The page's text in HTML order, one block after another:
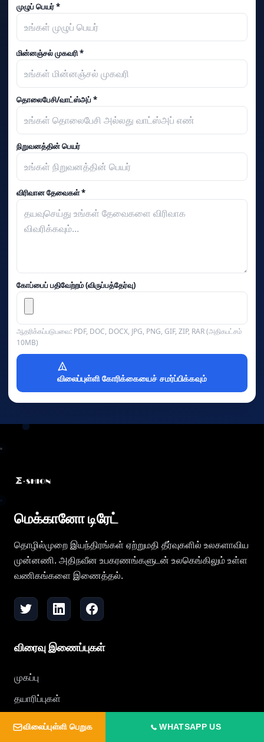
முழுப் பெயர் *
மின்னஞ்சல் முகவரி *
தொலைபேசி/வாட்ஸ்அப் *
நிறுவனத்தின் பெயர்
விரிவான தேவைகள் *
கோப்பைப் பதிவேற்றம் (விருப்பத்தேர்வு)
ஆதரிக்கப்படுபவை: PDF, DOC, DOCX, JPG, PNG, GIF, ZIP, RAR (அதிகபட்சம்
10MB)
விலைப்புள்ளி கோரிக்கையைச் சமர்ப்பிக்கவும்
விலைப்புள்ளி பெறுக WHATSAPP US
மெக்கானோ டிரேட்
தொழில்முறை இயந்திரங்கள் ஏற்றுமதி தீர்வுகளில் உலகளாவிய
முன்னணி. அதிநவீன உபகரணங்களுடன் உலகெங்கிலும் உள்ள
வணிகங்களை இணைத்தல்.
விரைவு இணைப்புகள்
முகப்பு
தயாரிப்புகள்
தொழில் தீர்வுகள்